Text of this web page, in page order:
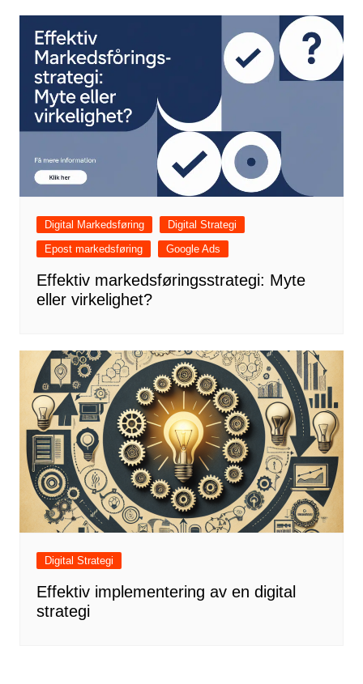
Digital Markedsføring
Digital Strategi
Epost markedsføring
Google Ads
Effektiv markedsføringsstrategi: Myte
eller virkelighet?
Digital Strategi
Effektiv implementering av en digital
strategi